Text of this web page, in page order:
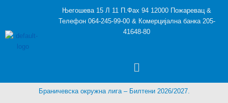
Његошева 15 Л 11 П.Фах 94 12000 Пожаревац &
Телефон 064-245-99-00 & Комерцијална банка 205-
41648-80
Menu
Браничевска окружна лига – Билтени 2026/2027.